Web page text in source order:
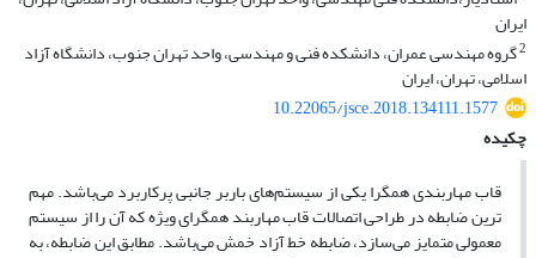
ایران
2گروه مهندسی عمران، دانشکده فنی و مهندسی، واحد تهران جنوب، دانشگاه آزاد
اسلامی، تهران، ایران
10.22065/jsce.2018.134111.1577
چکیده
قاب مهاربندی همگرا یکی از سیستم‌های باربر جانبی پرکاربرد می‌باشد. مهم
ترین ضابطه در طراحی اتصالات قاب مهاربند همگرای ویژه که آن را از سیستم
معمولی متمایز می‌سازد، ضابطه خط آزاد خمش می‌باشد. مطابق این ضابطه، به